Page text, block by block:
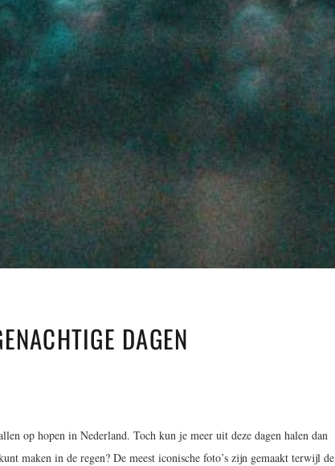
DAGEN
op hopen in Nederland. Toch kun je meer uit deze dagen halen dan
maken in de regen? De meest iconische foto’s zijn gemaakt terwijl de